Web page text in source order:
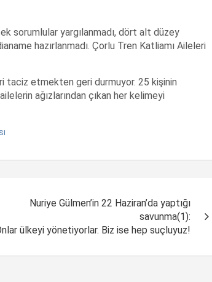
sorumlular yargılanmadı, dört alt düzey
hazırlanmadı. Çorlu Tren Katliamı Aileleri
taciz etmekten geri durmuyor. 25 kişinin
ağızlarından çıkan her kelimeyi
Nuriye Gülmen’in 22 Haziran’da yaptığı
savunma(1):
ülkeyi yönetiyorlar. Biz ise hep suçluyuz!